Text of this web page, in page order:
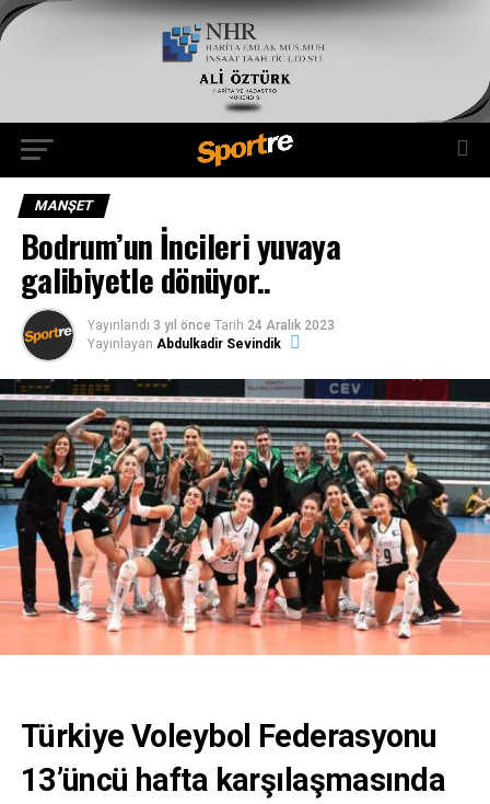
MANŞET
Bodrum’un İncileri yuvaya
galibiyetle dönüyor..
Yayınlandı 3 yıl önce Tarih 24 Aralık 2023
Yayınlayan Abdulkadir Sevindik
Türkiye Voleybol Federasyonu
13’üncü hafta karşılaşmasında